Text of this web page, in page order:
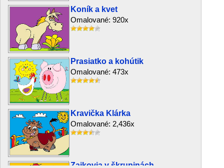
Koník a kvet
Omalované: 920x
Prasiatko a kohútik
Omalované: 473x
Kravička Klárka
Omalované: 2,436x
Zajkovia v škrupinách